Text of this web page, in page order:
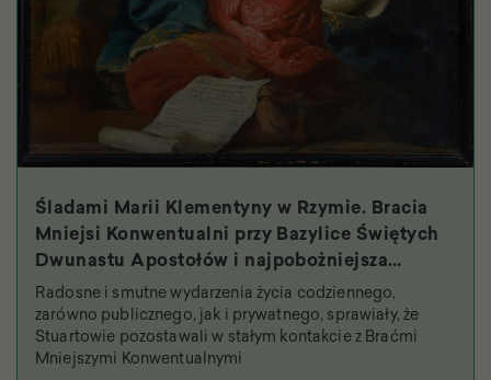
Śladami Marii Klementyny w Rzymie. Bracia
Mniejsi Konwentualni przy Bazylice Świętych
Dwunastu Apostołów i najpobożniejsza
królowa
Radosne i smutne wydarzenia życia codziennego,
zarówno publicznego, jak i prywatnego, sprawiały, że
Stuartowie pozostawali w stałym kontakcie z Braćmi
Mniejszymi Konwentualnymi